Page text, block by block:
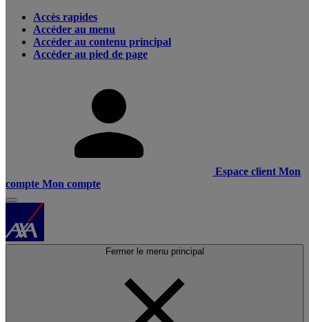
Accès rapides
Accéder au menu
Accéder au contenu principal
Accéder au pied de page
Espace client Mon
compte Mon compte
Fermer le menu principal